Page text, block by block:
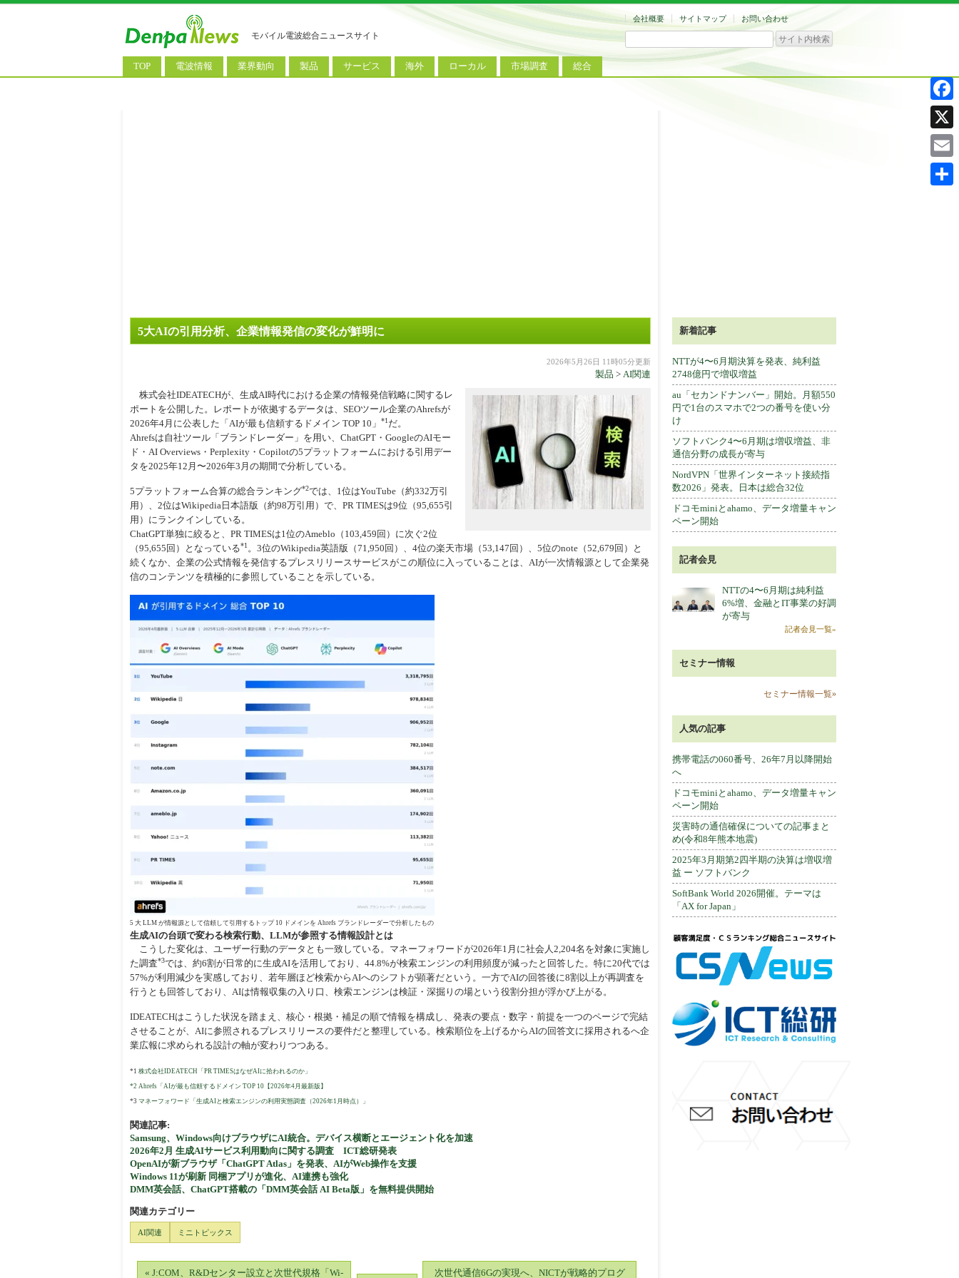
モバイル電波総合ニュースサイト
会社概要 サイトマップ お問い合わせ
TOP 電波情報 業界動向 製品
周辺機器
サービス 海外 ローカル 市場調査 総合
5大AIの引用分析、企業情報発信の変化が鮮明に
2026年5月26日 11時05分更新
製品 > AI関連
株式会社IDEATECHが、生成AI時代における企業の情報発信戦略に関するレ
ポートを公開した。レポートが依拠するデータは、SEOツール企業のAhrefsが
2026年4月に公表した「AIが最も信頼するドメイン TOP 10」
*1 だ。
Ahrefsは自社ツール「ブランドレーダー」を用い、ChatGPT・GoogleのAIモー
ド・AI Overviews・Perplexity・Copilotの5プラットフォームにおける引用デー
タを2025年12月〜2026年3月の期間で分析している。
5プラットフォーム合算の総合ランキング*2では、1位はYouTube（約332万引
用）、2位はWikipedia日本語版（約98万引用）で、PR TIMESは9位（95,655引
用）にランクインしている。
ChatGPT単独に絞ると、PR TIMESは1位のAmeblo（103,459回）に次ぐ2位
（95,655回）となっている*1 。3位のWikipedia英語版（71,950回）、4位の楽天市場（53,147回）、5位のnote（52,679回）と
続くなか、企業の公式情報を発信するプレスリリースサービスがこの順位に入っていることは、AIが一次情報源として企業発
信のコンテンツを積極的に参照していることを示している。
5 大 LLM が情報源として信頼して引用するトップ 10 ドメインを Ahrefs ブランドレーダーで分析したもの
生成AIの台頭で変わる検索行動、LLMが参照する情報設計とは
こうした変化は、ユーザー行動のデータとも一致している。マネーフォワードが2026年1月に社会人2,204名を対象に実施し
た調査*3では、約6割が日常的に生成AIを活用しており、44.8%が検索エンジンの利用頻度が減ったと回答した。特に20代では
57%が利用減少を実感しており、若年層ほど検索からAIへのシフトが顕著だという。一方でAIの回答後に8割以上が再調査を
行うとも回答しており、AIは情報収集の入り口、検索エンジンは検証・深掘りの場という役割分担が浮かび上がる。
IDEATECHはこうした状況を踏まえ、核心・根拠・補足の順で情報を構成し、発表の要点・数字・前提を一つのページで完結
させることが、AIに参照されるプレスリリースの要件だと整理している。検索順位を上げるからAIの回答文に採用されるへ企
業広報に求められる設計の軸が変わりつつある。
*1 株式会社IDEATECH「PR TIMESはなぜAIに拾われるのか」
*2 Ahrefs「AIが最も信頼するドメイン TOP 10【2026年4月最新版】
*3 マネーフォワード「生成AIと検索エンジンの利用実態調査（2026年1月時点）」
関連記事:
Samsung、Windows向けブラウザにAI統合。デバイス横断とエージェント化を加速
2026年2月 生成AIサービス利用動向に関する調査 ICT総研発表
OpenAIが新ブラウザ「ChatGPT Atlas」を発表、AIがWeb操作を支援
Windows 11が刷新 同梱アプリが進化、AI連携も強化
DMM英会話、ChatGPT搭載の「DMM英会話 AI Beta版」を無料提供開始
関連カテゴリー
AI関連 ミニトピックス
« J:COM、R&Dセンター設立と次世代規格「Wi- 次世代通信6Gの実現へ、NICTが戦略的プログ
新着記事
NTTが4〜6月期決算を発表、純利益
2748億円で増収増益
au「セカンドナンバー」開始。月額550
円で1台のスマホで2つの番号を使い分
け
ソフトバンク4〜6月期は増収増益、非
通信分野の成長が寄与
NordVPN「世界インターネット接続指
数2026」発表。日本は総合32位
ドコモminiとahamo、データ増量キャン
ペーン開始
記者会見
NTTの4〜6月期は純利益
6%増、金融とIT事業の好調
が寄与
記者会見一覧»
セミナー情報
セミナー情報一覧»
人気の記事
携帯電話の060番号、26年7月以降開始
へ
ドコモminiとahamo、データ増量キャン
ペーン開始
災害時の通信確保についての記事まと
め(令和8年熊本地震)
2025年3月期第2四半期の決算は増収増
益 ー ソフトバンク
SoftBank World 2026開催。テーマは
「AX for Japan」
X
Email